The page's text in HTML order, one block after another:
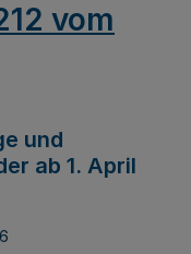
vom
und
ab 1. April